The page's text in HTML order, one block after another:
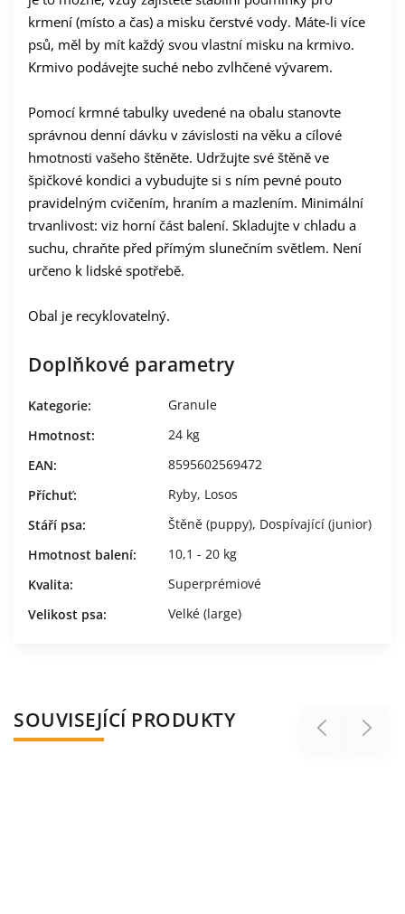
krmení (místo a čas) a misku čerstvé vody. Máte-li více
psů, měl by mít každý svou vlastní misku na krmivo.
Krmivo podávejte suché nebo zvlhčené vývarem.
Pomocí krmné tabulky uvedené na obalu stanovte
správnou denní dávku v závislosti na věku a cílové
hmotnosti vašeho štěněte. Udržujte své štěně ve
špičkové kondici a vybudujte si s ním pevné pouto
pravidelným cvičením, hraním a mazlením. Minimální
trvanlivost: viz horní část balení. Skladujte v chladu a
suchu, chraňte před přímým slunečním světlem. Není
určeno k lidské spotřebě.
Obal je recyklovatelný.
Doplňkové parametry
Kategorie:
Granule
Hmotnost:
24 kg
EAN:
8595602569472
Příchuť: Ryby, Losos
Stáří psa: Štěně (puppy), Dospívající (junior)
Hmotnost balení:
10,1 - 20 kg
Kvalita:
Superprémiové
Velikost psa: Velké (large)
SOUVISEJÍCÍ PRODUKTY Previous Next